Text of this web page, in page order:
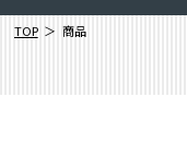
TOP 商品